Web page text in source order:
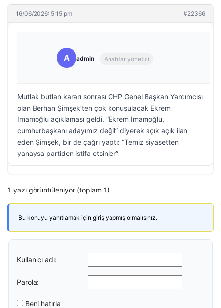
16/06/2026: 5:15 pm #22366
A admin Anahtar yönetici
Mutlak butlan kararı sonrası CHP Genel Başkan Yardımcısı
olan Berhan Şimşek’ten çok konuşulacak Ekrem
İmamoğlu açıklaması geldi. “Ekrem İmamoğlu,
cumhurbaşkanı adayımız değil” diyerek açık açık ilan
eden Şimşek, bir de çağrı yaptı: “Temiz siyasetten
yanaysa partiden istifa etsinler”
1 yazı görüntüleniyor (toplam 1)
Bu konuyu yanıtlamak için giriş yapmış olmalısınız.
Kullanıcı adı:
Parola:
Beni hatırla